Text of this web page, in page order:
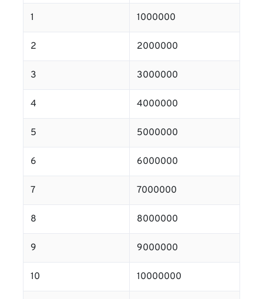
1 1000000
2 2000000
3 3000000
4 4000000
5 5000000
6 6000000
7 7000000
8 8000000
9 9000000
10 10000000